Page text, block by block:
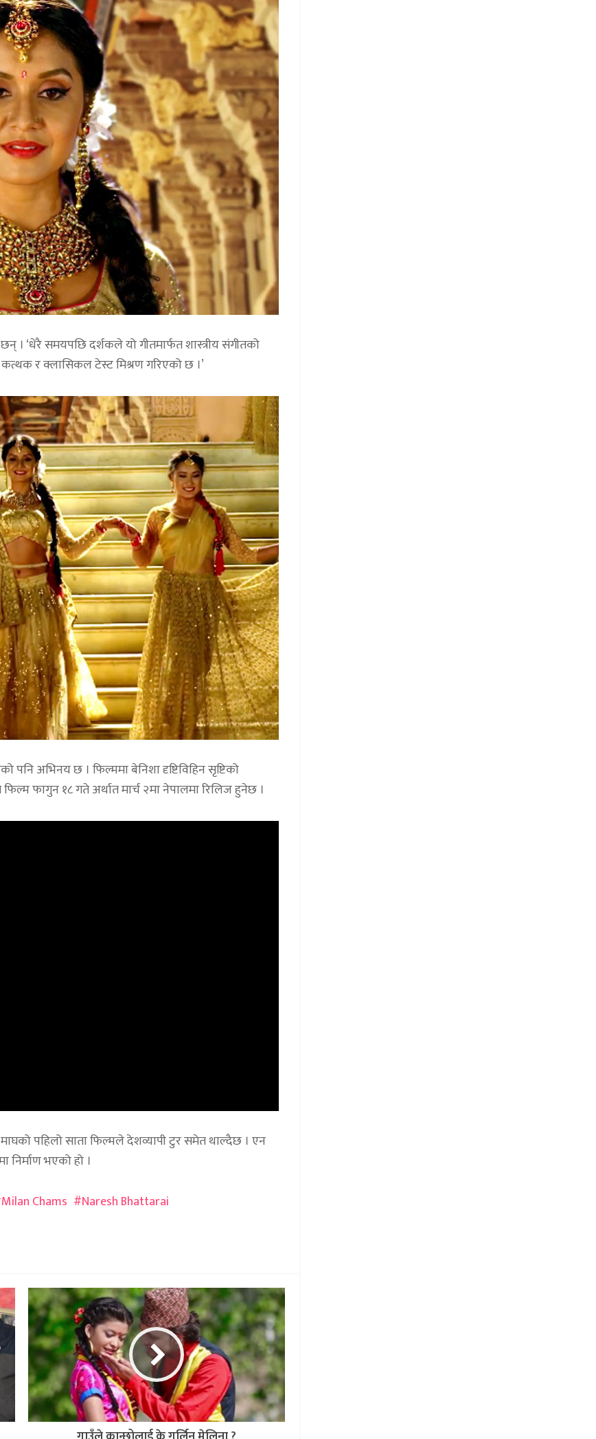
। ‘धेरै समयपछि दर्शकले यो गीतमार्फत शास्त्रीय संगीतको
र क्लासिकल टेस्ट मिश्रण गरिएको छ ।’
पनि अभिनय छ । फिल्ममा बेनिशा दृष्टिविहिन सृष्टिको
फागुन १८ गते अर्थात मार्च २मा नेपालमा रिलिज हुनेछ ।
पहिलो साता फिल्मले देशव्यापी टुर समेत थाल्दैछ । एन
निर्माण भएको हो ।
Milan Chams Naresh Bhattarai